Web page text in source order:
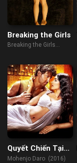
Breaking the Girls
Breaking the Girls
Quyết Chiến Tại
Mohenjo
Mohenjo Daro (2016)